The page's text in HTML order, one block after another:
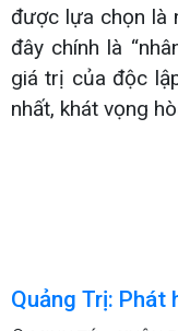
được lựa chọn là
đây chính là
giá trị của độc
nhất, khát vọng
Quảng Trị: Phát